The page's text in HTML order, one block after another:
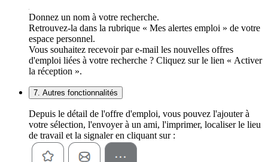
Donnez un nom à votre recherche.
Retrouvez-la dans la rubrique « Mes alertes emploi » de votre
espace personnel.
Vous souhaitez recevoir par e-mail les nouvelles offres
d'emploi liées à votre recherche ? Cliquez sur le lien « Activer
la réception ».
7. Autres fonctionnalités
Depuis le détail de l'offre d'emploi, vous pouvez l'ajouter à
votre sélection, l'envoyer à un ami, l'imprimer, localiser le lieu
de travail et la signaler en cliquant sur :